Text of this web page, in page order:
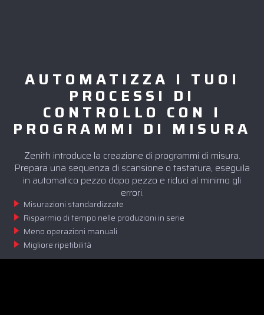
AUTOMATIZZA I TUOI
PROCESSI DI
CONTROLLO CON I
PROGRAMMI DI MISURA
Zenith introduce la creazione di programmi di misura.
Prepara una sequenza di scansione o tastatura, eseguila
in automatico pezzo dopo pezzo e riduci al minimo gli
errori.
Misurazioni standardizzate
Risparmio di tempo nelle produzioni in serie
Meno operazioni manuali
Migliore ripetibilità